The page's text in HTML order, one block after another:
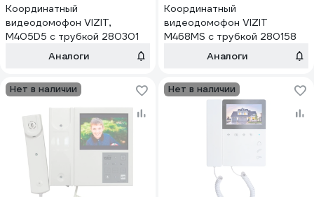
Координатный
видеодомофон VIZIT,
M405D5 с трубкой 280301
Аналоги
Координатный
видеодомофон VIZIT
M468MS с трубкой 280158
Аналоги
Нет в наличии Нет в наличии